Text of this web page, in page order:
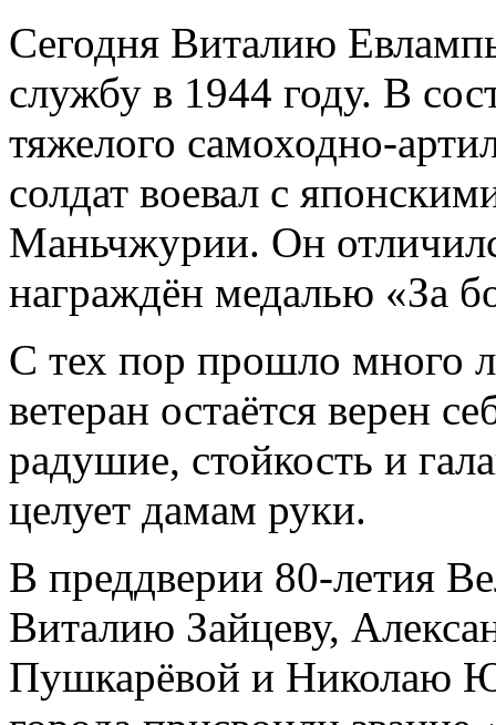
Сегодня Виталию
службу в 1944 году. В
тяжелого самоходно-
солдат воевал с
Маньчжурии. Он
награждён медалью «За
С тех пор прошло много
ветеран остаётся верен
радушие, стойкость и
целует дамам руки.
В преддверии 80-летия
Виталию Зайцеву,
Пушкарёвой и Николаю